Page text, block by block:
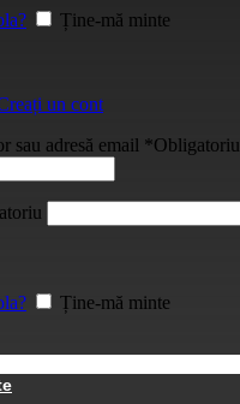
Ține-mă minte
un cont
sau adresă email *Obligatoriu
Ține-mă minte